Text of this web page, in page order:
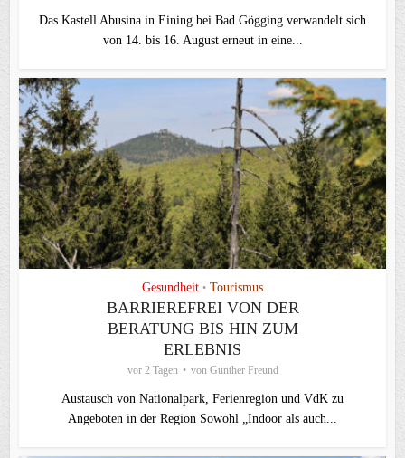
Das Kastell Abusina in Eining bei Bad Gögging verwandelt sich
von 14. bis 16. August erneut in eine...
Gesundheit • Tourismus
BARRIEREFREI VON DER
BERATUNG BIS HIN ZUM
ERLEBNIS
vor 2 Tagen von Günther Freund
Austausch von Nationalpark, Ferienregion und VdK zu
Angeboten in der Region Sowohl „Indoor als auch...